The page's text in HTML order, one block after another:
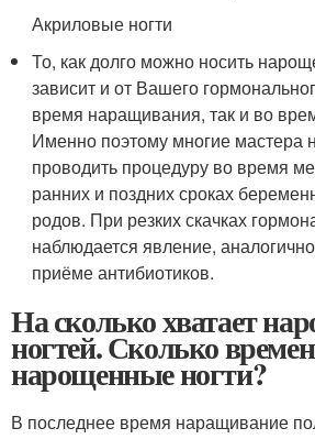
Акриловые ногти
То, как долго можно носить
зависит и от Вашего
время наращивания, так и во
Именно поэтому многие мастера
проводить процедуру во время
ранних и поздних сроках
родов. При резких скачках
наблюдается явление,
приёме антибиотиков.
На сколько хватает
ногтей. Сколько
нарощенные ногти?
В последнее время наращивание